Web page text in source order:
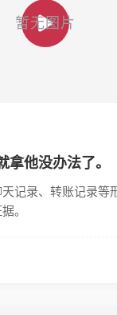
拿他没办法了。
记录、转账记录等
。